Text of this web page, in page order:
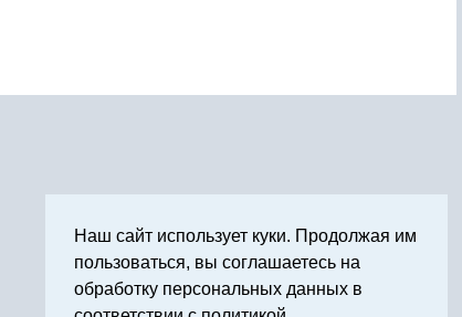
Наш сайт использует куки. Продолжая им
пользоваться, вы соглашаетесь на
обработку персональных данных в